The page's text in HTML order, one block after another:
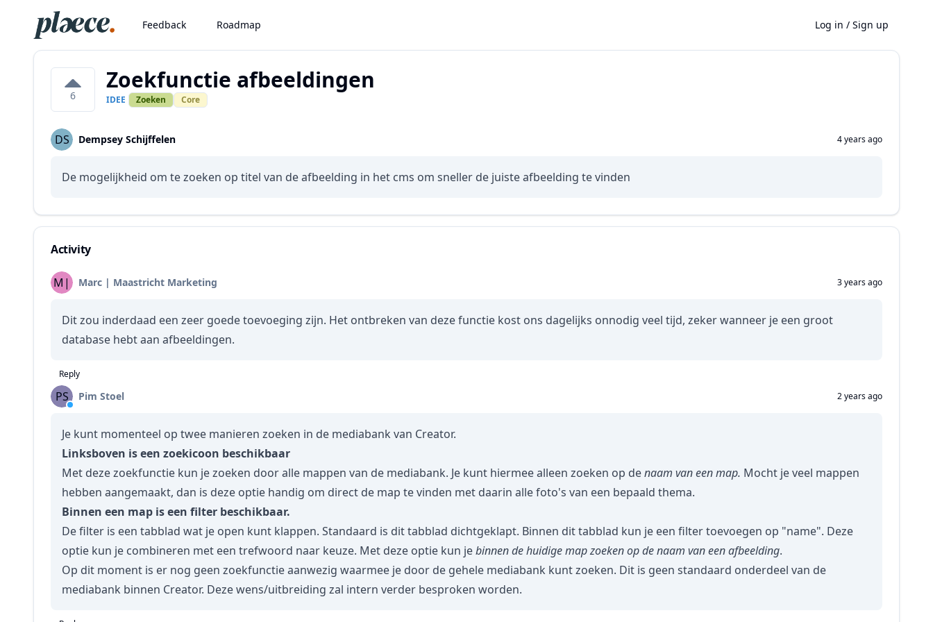
Feedback Roadmap Log in / Sign up
6
Zoekfunctie afbeeldingen
IDEE Zoeken Core
DS Dempsey Schijffelen 4 years ago
De mogelijkheid om te zoeken op titel van de afbeelding in het cms om sneller de juiste afbeelding te vinden
Activity
M| Marc | Maastricht Marketing 3 years ago
Dit zou inderdaad een zeer goede toevoeging zijn. Het ontbreken van deze functie kost ons dagelijks onnodig veel tijd, zeker wanneer je een groot
database hebt aan afbeeldingen.
Reply
PS Pim Stoel 2 years ago
Je kunt momenteel op twee manieren zoeken in de mediabank van Creator.
Linksboven is een zoekicoon beschikbaar
Met deze zoekfunctie kun je zoeken door alle mappen van de mediabank. Je kunt hiermee alleen zoeken op denaam van een map. Mocht je veel mappen
hebben aangemaakt, dan is deze optie handig om direct de map te vinden met daarin alle foto's van een bepaald thema.
Binnen een map is een filter beschikbaar.
De filter is een tabblad wat je open kunt klappen. Standaard is dit tabblad dichtgeklapt. Binnen dit tabblad kun je een filter toevoegen op "name". Deze
optie kun je combineren met een trefwoord naar keuze. Met deze optie kun jebinnen de huidige map zoeken op de naam van een afbeelding.
Op dit moment is er nog geen zoekfunctie aanwezig waarmee je door de gehele mediabank kunt zoeken. Dit is geen standaard onderdeel van de
mediabank binnen Creator. Deze wens/uitbreiding zal intern verder besproken worden.